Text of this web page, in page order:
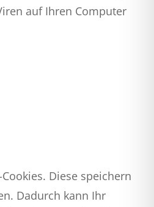
auf Ihren Computer
Diese speichern
Dadurch kann Ihr